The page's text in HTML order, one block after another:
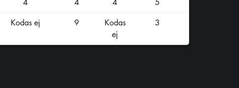
4 4 4 5
Kodas ej 9
Kodas
ej
3